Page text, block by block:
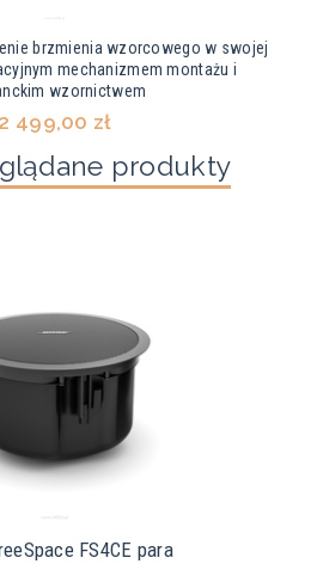
brzmienia wzorcowego w swojej
mechanizmem montażu i
wzornictwem
2 499,00 zł
produkty
FS4CE para